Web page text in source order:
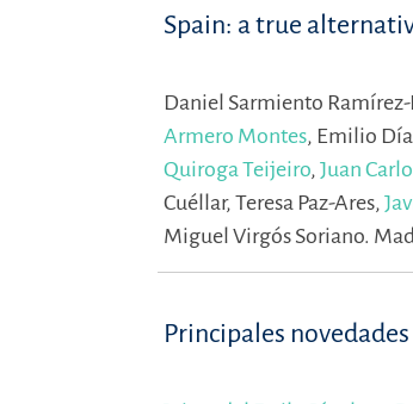
Spain: a true
Daniel Sarmiento
Armero Montes, Emilio
Quiroga Teijeiro, Juan
Cuéllar, Teresa Paz-Ares,
Miguel Virgós Soriano.
Principales